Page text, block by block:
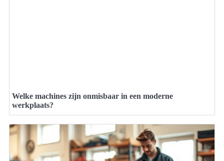
Welke machines zijn onmisbaar in een moderne
werkplaats?